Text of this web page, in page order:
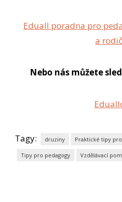
Eduall poradna pro
a
Nebo nás můžete
Tagy: druziny Praktické tipy
Tipy pro pedagogy Vzdělávací